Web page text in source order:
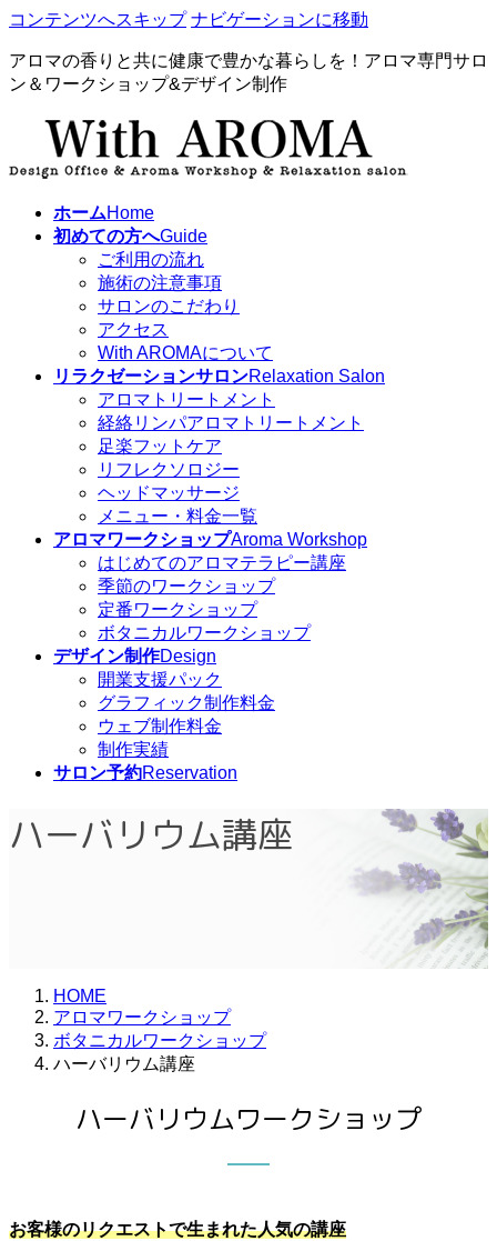
コンテンツへスキップ ナビゲーションに移動
アロマの香りと共に健康で豊かな暮らしを！アロマ専門サロ
ン＆ワークショップ&デザイン制作
ホームHome
初めての方へGuide
ご利用の流れ
施術の注意事項
サロンのこだわり
アクセス
With AROMAについて
リラクゼーションサロンRelaxation Salon
アロマトリートメント
経絡リンパアロマトリートメント
足楽フットケア
リフレクソロジー
ヘッドマッサージ
メニュー・料金一覧
アロマワークショップAroma Workshop
はじめてのアロマテラピー講座
季節のワークショップ
定番ワークショップ
ボタニカルワークショップ
デザイン制作Design
開業支援パック
グラフィック制作料金
ウェブ制作料金
制作実績
サロン予約Reservation
ハーバリウム講座
HOME
アロマワークショップ
ボタニカルワークショップ
ハーバリウム講座
ハーバリウムワークショップ
お客様のリクエストで生まれた人気の講座